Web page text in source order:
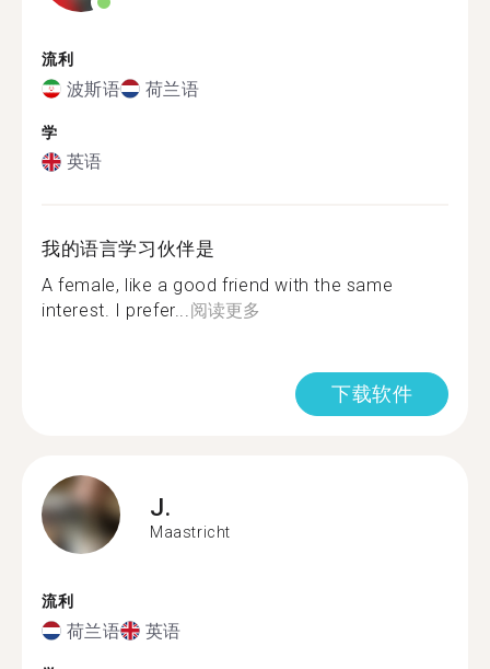
流利
波斯语 荷兰语
学
英语
我的语言学习伙伴是
A female, like a good friend with the same
interest. I prefer...阅读更多
下载软件
J.
Maastricht
流利
荷兰语 英语